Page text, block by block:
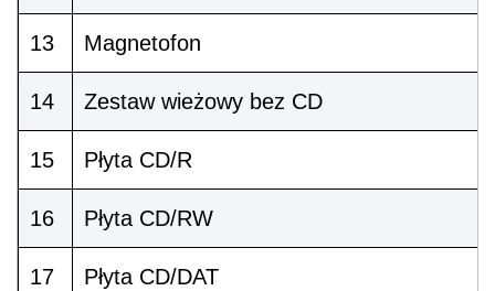
13 Magnetofon
14 Zestaw wieżowy bez CD
15 Płyta CD/R
16 Płyta CD/RW
17 Płyta CD/DAT